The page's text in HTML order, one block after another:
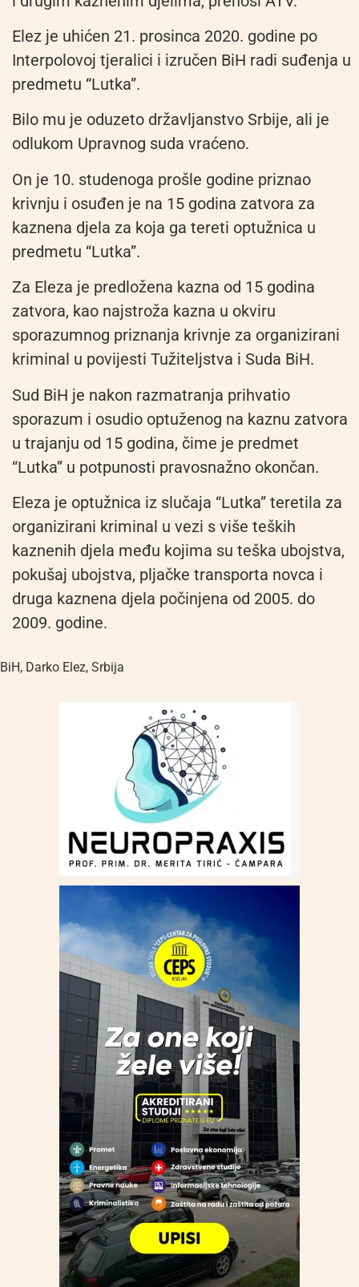
Elez je uhićen 21. prosinca 2020. godine po
Interpolovoj tjeralici i izručen BiH radi suđenja u
predmetu “Lutka”.
Bilo mu je oduzeto državljanstvo Srbije, ali je
odlukom Upravnog suda vraćeno.
On je 10. studenoga prošle godine priznao
krivnju i osuđen je na 15 godina zatvora za
kaznena djela za koja ga tereti optužnica u
predmetu “Lutka”.
Za Eleza je predložena kazna od 15 godina
zatvora, kao najstroža kazna u okviru
sporazumnog priznanja krivnje za organizirani
kriminal u povijesti Tužiteljstva i Suda BiH.
Sud BiH je nakon razmatranja prihvatio
sporazum i osudio optuženog na kaznu zatvora
u trajanju od 15 godina, čime je predmet
“Lutka” u potpunosti pravosnažno okončan.
Eleza je optužnica iz slučaja “Lutka” teretila za
organizirani kriminal u vezi s više teških
kaznenih djela među kojima su teška ubojstva,
pokušaj ubojstva, pljačke transporta novca i
druga kaznena djela počinjena od 2005. do
2009. godine.
BiH, Darko Elez, Srbija